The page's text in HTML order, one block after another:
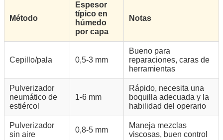
Método
Espesor
típico en
húmedo
por capa
Notas
Cepillo/pala 0,5-3 mm
Bueno para
reparaciones, caras de
herramientas
Pulverizador
neumático de
estiércol
1-6 mm
Rápido, necesita una
boquilla adecuada y la
habilidad del operario
Pulverizador
sin aire
0,8-5 mm
Maneja mezclas
viscosas, buen control